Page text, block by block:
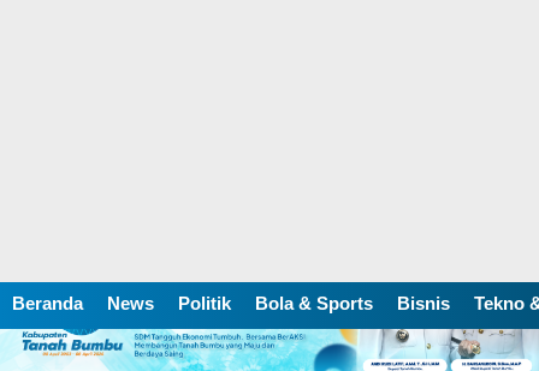
Beranda News Politik Bola & Sports Bisnis Tekno